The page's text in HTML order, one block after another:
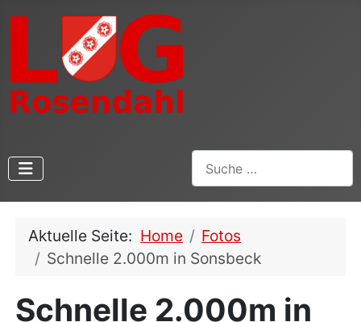
Suchen
Aktuelle Seite: Home
Fotos
Schnelle 2.000m in Sonsbeck
Schnelle 2.000m in